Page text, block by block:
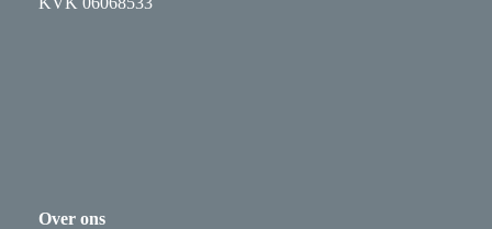
Over ons